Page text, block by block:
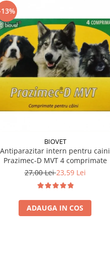
BIOVET
Antiparazitar intern pentru caini
Prazimec-D MVT 4 comprimate
27,00 Lei23,59 Lei
ADAUGA IN COS